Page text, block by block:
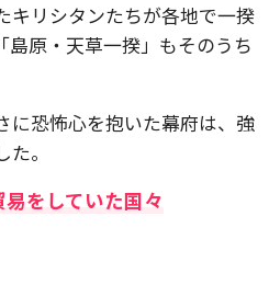
キリシタンたちが各地で一揆
島原・天草一揆」もそのうち
に恐怖心を抱いた幕府は、強
。
をしていた国々